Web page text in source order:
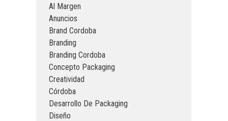
Al Margen
Anuncios
Brand Cordoba
Branding
Branding Cordoba
Concepto Packaging
Creatividad
Córdoba
Desarrollo De Packaging
Diseño